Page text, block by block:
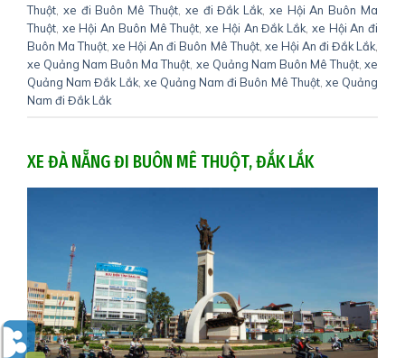
Thuột xe đi Buôn Mê Thuột, xe đi Đắk Lắk xe Hội An Buôn Ma
Thuột xe Hội An Buôn Mê Thuột ,xe Hội An Đắk Lắk xe Hội An đi
Buôn Ma Thuột ,xe Hội An đi Buôn Mê Thuột, xe Hội An đi Đắk Lắk
xe Quảng Nam Buôn Ma Thuột xe Quảng Nam Buôn Mê Thuột,xe
Quảng Nam Đắk Lắk, xe Quảng Nam đi Buôn Mê Thuột, xe Quảng
Nam đi Đắk Lắk
XE ĐÀ NẴNG ĐI BUÔN MÊ THUỘT, ĐẮK LẮK